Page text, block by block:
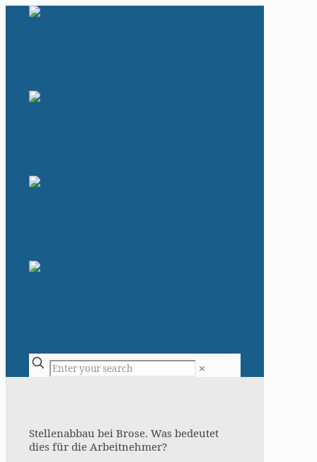
✕
Stellenabbau bei Brose. Was bedeutet
dies für die Arbeitnehmer?